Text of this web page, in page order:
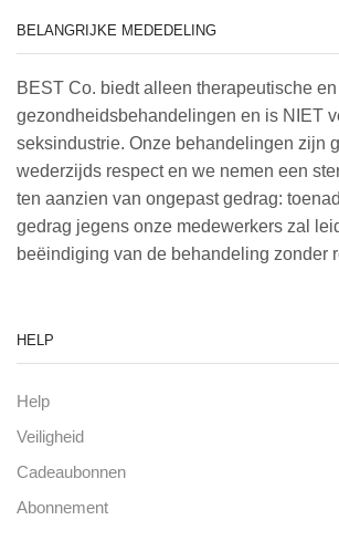
BELANGRIJKE MEDEDELING
BEST Co. biedt alleen therapeutische en
gezondheidsbehandelingen en is NIET
seksindustrie. Onze behandelingen zijn
wederzijds respect en we nemen een
ten aanzien van ongepast gedrag:
gedrag jegens onze medewerkers zal
beëindiging van de behandeling zonder
HELP
Help
Veiligheid
Cadeaubonnen
Abonnement